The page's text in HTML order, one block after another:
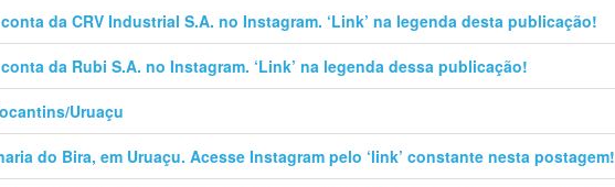
da CRV Industrial S.A. no Instagram. ‘Link’ na legenda desta publicação!
da Rubi S.A. no Instagram. ‘Link’ na legenda dessa publicação!
Uruaçu
do Bira, em Uruaçu. Acesse Instagram pelo ‘link’ constante nesta postagem!